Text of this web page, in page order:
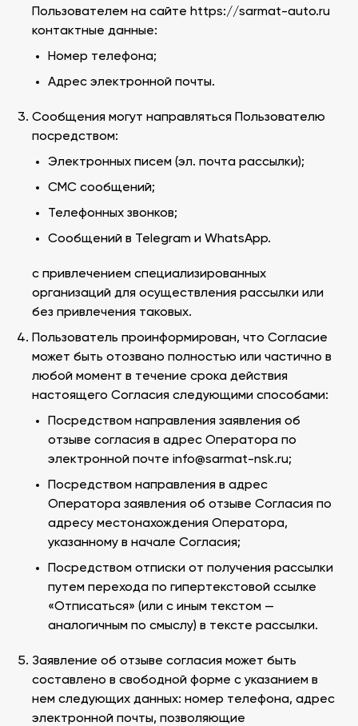
Пользователем на сайте https://sarmat-auto.ru
контактные данные:
Номер телефона;
Адрес электронной почты.
Сообщения могут направляться Пользователю
посредством:
Электронных писем (эл. почта рассылки);
СМС сообщений;
Телефонных звонков;
Сообщений в Telegram и WhatsApp.
с привлечением специализированных
организаций для осуществления рассылки или
без привлечения таковых.
Пользователь проинформирован, что Согласие
может быть отозвано полностью или частично в
любой момент в течение срока действия
настоящего Согласия следующими способами:
Посредством направления заявления об
отзыве согласия в адрес Оператора по
электронной почте info@sarmat-nsk.ru;
Посредством направления в адрес
Оператора заявления об отзыве Согласия по
адресу местонахождения Оператора,
указанному в начале Согласия;
Посредством отписки от получения рассылки
путем перехода по гипертекстовой ссылке
«Отписаться» (или с иным текстом —
аналогичным по смыслу) в тексте рассылки.
Заявление об отзыве согласия может быть
составлено в свободной форме с указанием в
нем следующих данных: номер телефона, адрес
электронной почты, позволяющие